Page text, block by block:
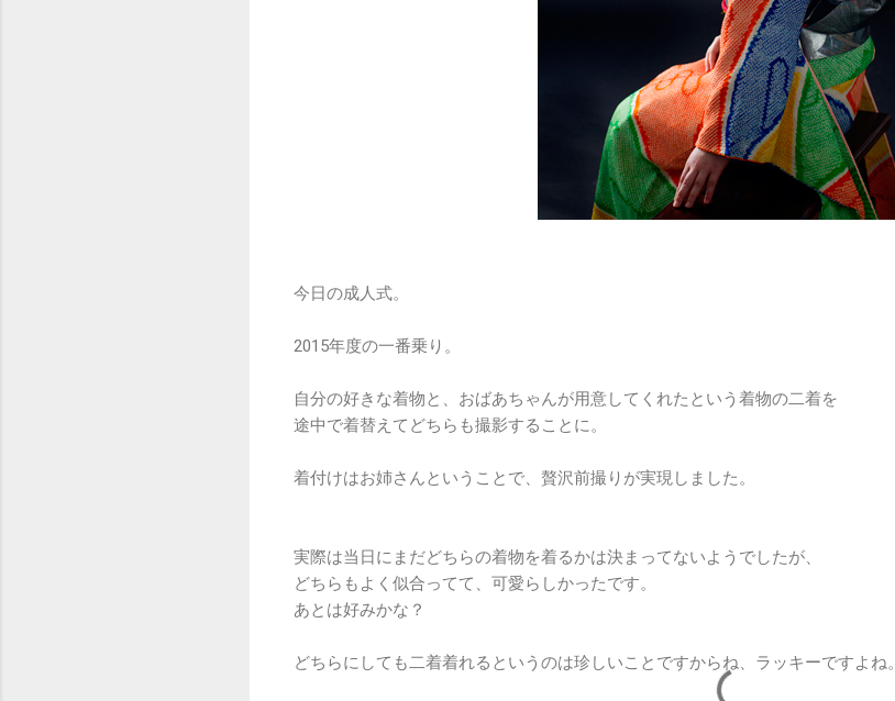
今日の成人式。
2015年度の一番乗り。
自分の好きな着物と、おばあちゃんが用意してくれたという着物の二着を
途中で着替えてどちらも撮影することに。
着付けはお姉さんということで、贅沢前撮りが実現しました。
実際は当日にまだどちらの着物を着るかは決まってないようでしたが、
どちらもよく似合ってて、可愛らしかったです。
あとは好みかな？
どちらにしても二着着れるというのは珍しいことですからね、ラッキーですよね。